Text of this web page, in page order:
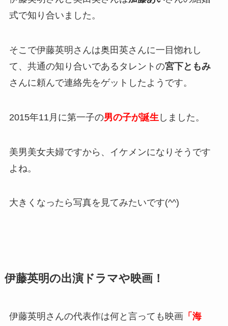
式で知り合いました。
そこで伊藤英明さんは奥田英さんに一目惚れし
て、共通の知り合いであるタレントの宮下ともみ
さんに頼んで連絡先をゲットしたようです。
2015年11月に第一子の男の子が誕生 しました。
美男美女夫婦ですから、イケメンになりそうです
よね。
大きくなったら写真を見てみたいです(^^)
伊藤英明の出演ドラマや映画！
伊藤英明さんの代表作は何と言っても映画 「海